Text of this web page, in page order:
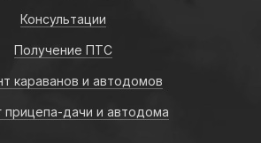
Консультации
Получение ПТС
караванов и автодомов
прицепа-дачи и автодома